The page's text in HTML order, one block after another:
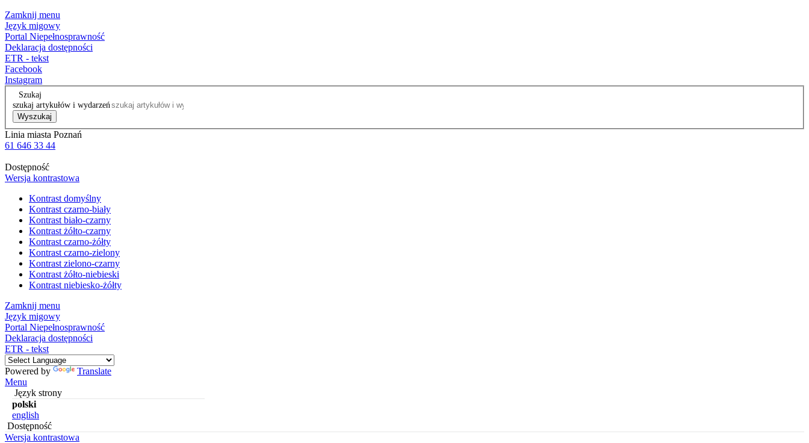
Zamknij menu
Język migowy
Portal Niepełnosprawność
Deklaracja dostępności
ETR - tekst
Facebook
Instagram
Szukaj
szukaj artykułów i wydarzeń
Wyszukaj
Linia miasta Poznań
61 646 33 44
Dostępność
Wersja kontrastowa
Kontrast domyślny
Kontrast czarno-biały
Kontrast biało-czarny
Kontrast żółto-czarny
Kontrast czarno-żółty
Kontrast czarno-zielony
Kontrast zielono-czarny
Kontrast żółto-niebieski
Kontrast niebiesko-żółty
Zamknij menu
Język migowy
Portal Niepełnosprawność
Deklaracja dostępności
ETR - tekst
Powered by
Translate
Menu
Język strony
polski
english
Dostępność
Wersja kontrastowa